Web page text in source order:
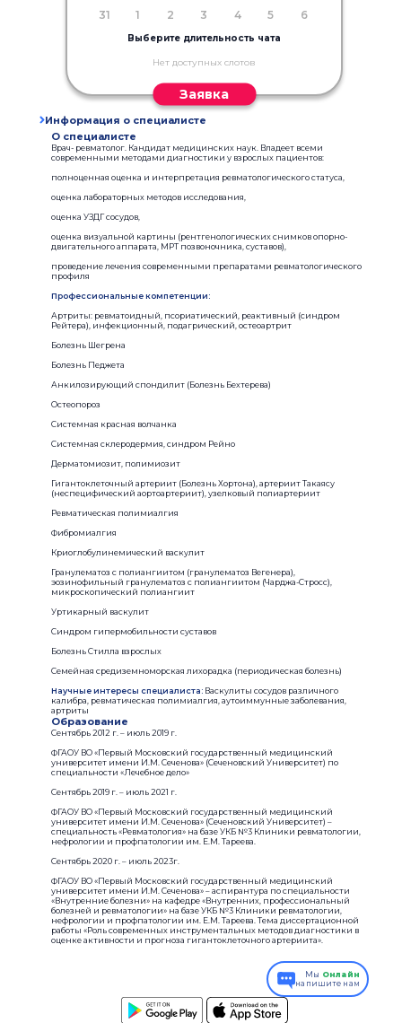
31
1 2 3 4 5 6
Выберите длительность чата
Нет доступных слотов
Заявка
Информация о специалисте
О специалисте
Врач- ревматолог. Кандидат медицинских наук. Владеет всеми
современными методами диагностики у взрослых пациентов:
полноценная оценка и интерпретация ревматологического статуса,
оценка лабораторных методов исследования,
оценка УЗДГ сосудов,
оценка визуальной картины (рентгенологических снимков опорно-
двигательного аппарата, МРТ позвоночника, суставов),
проведение лечения современными препаратами ревматологического
профиля
Профессиональные компетенции:
Артриты: ревматоидный, псориатический, реактивный (синдром
Рейтера), инфекционный, подагрический, остеоартрит
Болезнь Шегрена
Болезнь Педжета
Анкилозирующий спондилит (Болезнь Бехтерева)
Остеопороз
Системная красная волчанка
Системная склеродермия, синдром Рейно
Дерматомиозит, полимиозит
Гигантоклеточный артериит (Болезнь Хортона), артериит Такаясу
(неспецифический аортоартериит), узелковый полиартериит
Ревматическая полимиалгия
Фибромиалгия
Криоглобулинемический васкулит
Гранулематоз с полиангиитом (гранулематоз Вегенера),
эозинофильный гранулематоз с полиангиитом (Чарджа-Стросс),
микроскопический полиангиит
Уртикарный васкулит
Синдром гипермобильности суставов
Болезнь Стилла взрослых
Семейная средиземноморская лихорадка (периодическая болезнь)
Научные интересы специалиста: Васкулиты сосудов различного
калибра, ревматическая полимиалгия, аутоиммунные заболевания,
артриты
Образование
Сентябрь 2012 г. – июль 2019 г.
ФГАОУ ВО «Первый Московский государственный медицинский
университет имени И.М. Сеченова» (Сеченовский Университет) по
специальности «Лечебное дело»
Сентябрь 2019 г. – июль 2021 г.
ФГАОУ ВО «Первый Московский государственный медицинский
университет имени И.М. Сеченова» (Сеченовский Университет) –
специальность «Ревматология» на базе УКБ №3 Клиники ревматологии,
нефрологии и профпатологии им. Е.М. Тареева.
Сентябрь 2020 г. – июль 2023г.
ФГАОУ ВО «Первый Московский государственный медицинский
университет имени И.М. Сеченова» – аспирантура по специальности
«Внутренние болезни» на кафедре «Внутренних, профессиональный
болезней и ревматологии» на базе УКБ №3 Клиники ревматологии,
нефрологии и профпатологии им. Е.М. Тареева. Тема диссертационной
работы «Роль современных инструментальных методов диагностики в
оценке активности и прогноза гигантоклеточного артериита».
Мы Онлайн
напишите нам